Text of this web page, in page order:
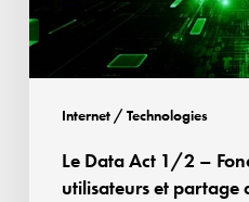
Internet / Technologies
des
utilisateurs
et
partage
donnéesLe Data Act 1/2 –
utilisateurs et partage